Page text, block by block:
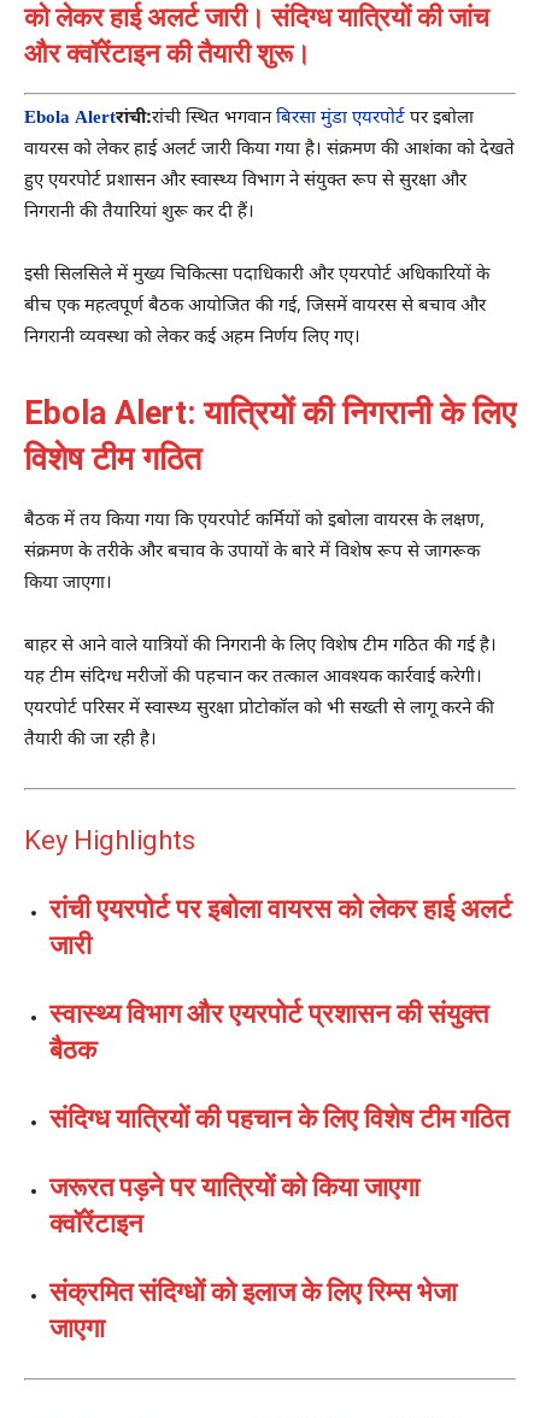
को लेकर हाई अलर्ट जारी। संदिग्ध यात्रियों की जांच
और क्वॉरेंटाइन की तैयारी शुरू।
Ebola Alertरांची:रांची स्थित भगवानबिरसा मुंडा एयरपोर्ट पर इबोला
वायरस को लेकर हाई अलर्ट जारी किया गया है। संक्रमण की आशंका को देखते
हुए एयरपोर्ट प्रशासन और स्वास्थ्य विभाग ने संयुक्त रूप से सुरक्षा और
निगरानी की तैयारियां शुरू कर दी हैं।
इसी सिलसिले में मुख्य चिकित्सा पदाधिकारी और एयरपोर्ट अधिकारियों के
बीच एक महत्वपूर्ण बैठक आयोजित की गई, जिसमें वायरस से बचाव और
निगरानी व्यवस्था को लेकर कई अहम निर्णय लिए गए।
Ebola Alert: यात्रियों की निगरानी के लिए
विशेष टीम गठित
बैठक में तय किया गया कि एयरपोर्ट कर्मियों को इबोला वायरस के लक्षण,
संक्रमण के तरीके और बचाव के उपायों के बारे में विशेष रूप से जागरूक
किया जाएगा।
बाहर से आने वाले यात्रियों की निगरानी के लिए विशेष टीम गठित की गई है।
यह टीम संदिग्ध मरीजों की पहचान कर तत्काल आवश्यक कार्रवाई करेगी।
एयरपोर्ट परिसर में स्वास्थ्य सुरक्षा प्रोटोकॉल को भी सख्ती से लागू करने की
तैयारी की जा रही है।
Key Highlights
रांची एयरपोर्ट पर इबोला वायरस को लेकर हाई अलर्ट
जारी
स्वास्थ्य विभाग और एयरपोर्ट प्रशासन की संयुक्त
बैठक
संदिग्ध यात्रियों की पहचान के लिए विशेष टीम गठित
जरूरत पड़ने पर यात्रियों को किया जाएगा
क्वॉरेंटाइन
संक्रमित संदिग्धों को इलाज के लिए रिम्स भेजा
जाएगा